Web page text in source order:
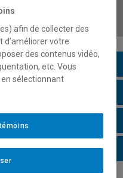
afin de collecter des
votre
des contenus vidéo,
etc. Vous
sélectionnant